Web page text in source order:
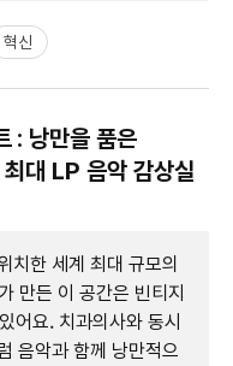
혁신
: 낭만을 품은
대 LP 음악 감상실
치한 세계 최대 규모의
만든 이 공간은 빈티지
어요. 치과의사와 동시
음악과 함께 낭만적으